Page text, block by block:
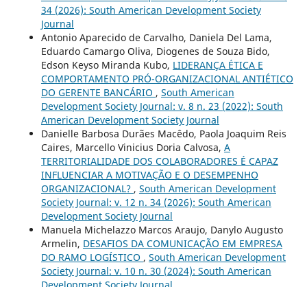
34 (2026): South American Development Society
Journal
Antonio Aparecido de Carvalho, Daniela Del Lama,
Eduardo Camargo Oliva, Diogenes de Souza Bido,
Edson Keyso Miranda Kubo, LIDERANÇA ÉTICA E
COMPORTAMENTO PRÓ-ORGANIZACIONAL ANTIÉTICO
DO GERENTE BANCÁRIO , South American
Development Society Journal: v. 8 n. 23 (2022): South
American Development Society Journal
Danielle Barbosa Durães Macêdo, Paola Joaquim Reis
Caires, Marcello Vinicius Doria Calvosa, A
TERRITORIALIDADE DOS COLABORADORES É CAPAZ
INFLUENCIAR A MOTIVAÇÃO E O DESEMPENHO
ORGANIZACIONAL? , South American Development
Society Journal: v. 12 n. 34 (2026): South American
Development Society Journal
Manuela Michelazzo Marcos Araujo, Danylo Augusto
Armelin, DESAFIOS DA COMUNICAÇÃO EM EMPRESA
DO RAMO LOGÍSTICO , South American Development
Society Journal: v. 10 n. 30 (2024): South American